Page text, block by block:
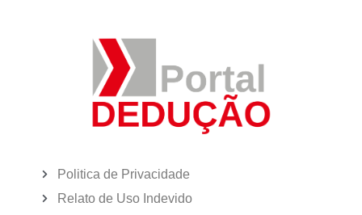
Politica de Privacidade
Relato de Uso Indevido